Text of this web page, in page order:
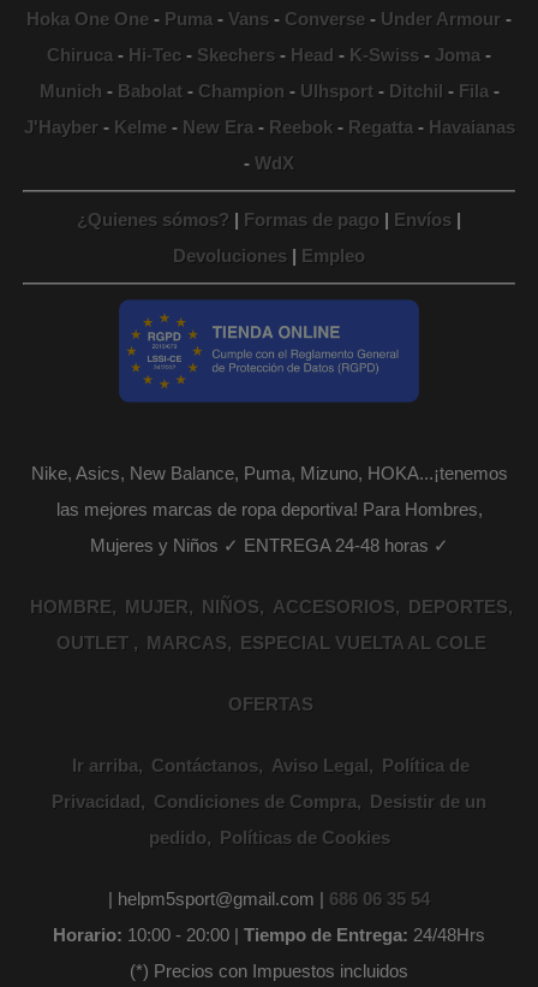
Hoka One One - Puma - Vans - Converse - Under Armour -
Chiruca - Hi-Tec - Skechers - Head - K-Swiss - Joma -
Munich - Babolat- Champion - Ulhsport- Ditchil - Fila -
J'Hayber- Kelme- New Era - Reebok- Regatta - Havaianas
- WdX
¿Quienes sómos? | Formas de pago | Envíos |
Devoluciones | Empleo
Nike, Asics, New Balance, Puma, Mizuno, HOKA...¡tenemos
las mejores marcas de ropa deportiva! Para Hombres,
Mujeres y Niños ✓ ENTREGA 24-48 horas ✓
HOMBRE MUJER NIÑOS ACCESORIOS
DEPORTES
OUTLET
MARCAS ESPECIAL VUELTA AL COLE
OFERTAS
Ir arriba Contáctanos Aviso Legal
Política de
Privacidad
Condiciones de Compra
Desistir de un
pedido
Políticas de Cookies
| helpm5sport@gmail.com | 686 06 35 54
Horario: 10:00 - 20:00 | Tiempo de Entrega: 24/48Hrs
(*) Precios con Impuestos incluidos